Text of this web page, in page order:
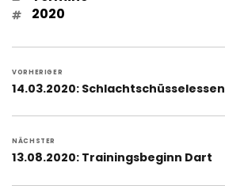
Schlagwörter
2020
VORHERIGER
Vorheriger
14.03.2020: Schlachtschüsselessen
NÄCHSTER
Nächster
13.08.2020: Trainingsbeginn Dart